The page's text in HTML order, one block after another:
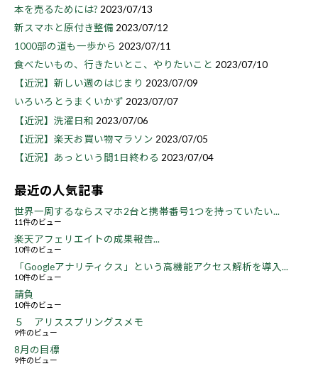
本を売るためには? 2023/07/13
新スマホと原付き整備 2023/07/12
1000部の道も一歩から 2023/07/11
食べたいもの、行きたいとこ、やりたいこと 2023/07/10
【近況】新しい週のはじまり 2023/07/09
いろいろとうまくいかず 2023/07/07
【近況】洗濯日和 2023/07/06
【近況】楽天お買い物マラソン 2023/07/05
【近況】あっという間1日終わる 2023/07/04
最近の人気記事
世界一周するならスマホ2台と携帯番号1つを持っていたい...
11件のビュー
楽天アフェリエイトの成果報告...
10件のビュー
「Googleアナリティクス」という高機能アクセス解析を導入...
10件のビュー
請負
10件のビュー
５ アリススプリングスメモ
9件のビュー
8月の目標
9件のビュー